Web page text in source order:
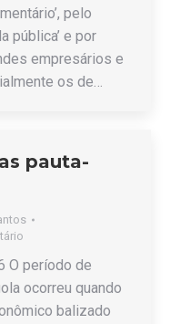
pelo
pública’ e por
empresários e
os de…
pauta-
O período de
ocorreu quando
balizado